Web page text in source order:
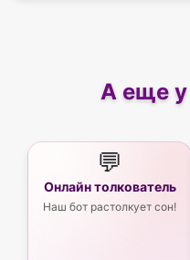
А еще у
💬
Онлайн толкователь
Наш бот растолкует сон!